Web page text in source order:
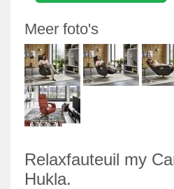
Meer foto's
Relaxfauteuil my
Hukla.